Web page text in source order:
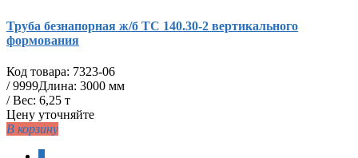
Труба безнапорная ж/б ТС 140.30-2 вертикального
формования
Код товара: 7323-06
/9999Длина: 3000 мм
/ Вес: 6,25 т
Цену уточняйте
В корзину